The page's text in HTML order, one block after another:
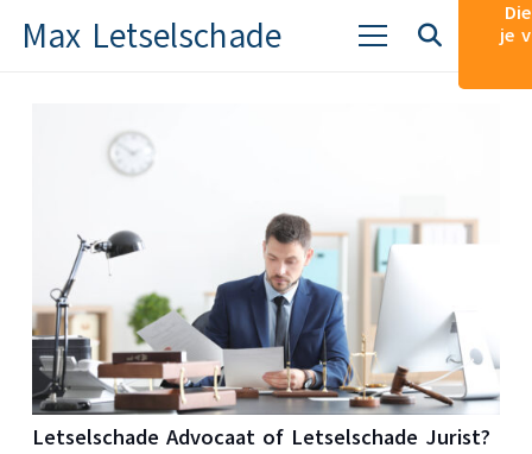
Max Letselschade
je
Letselschade Advocaat of Letselschade Jurist?